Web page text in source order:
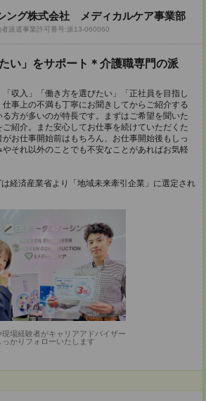
ング株式会社 メディカルケア事業部
者派遣事業許可番号:派13-060060
い」をサポート＊介護職専門の派
「収入」「働き方を選びたい」「正社員を目指し
事上の不満も丁寧にお聞きしてからご紹介する
方が多いのが特長です。まずはご希望を聞いた
紹介。また安心してお仕事を続けていただくた
お仕事開始前はもちろん、お仕事開始後もしっ
それ以外のことでも不安なことがあればお気軽
経済産業省より「地域未来牽引企業」に選定され
現場経験者がキャリアアドバイザー
っかりフォローいたします